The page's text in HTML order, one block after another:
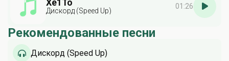
Xe1To
Дискорд (Speed Up)
01:26
Рекомендованные песни
Дискорд (Speed Up)